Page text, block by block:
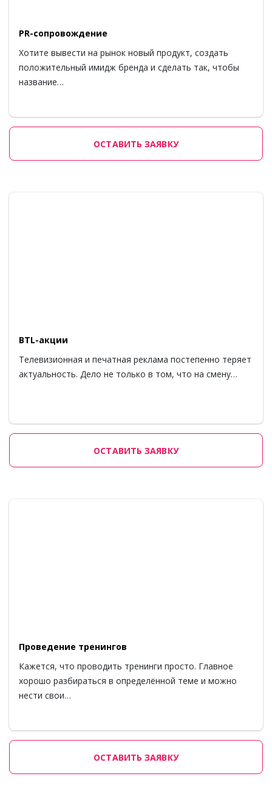
PR-сопровождение
Хотите вывести на рынок новый продукт, создать
положительный имидж бренда и сделать так, чтобы
название…
ОСТАВИТЬ ЗАЯВКУ
BTL-акции
Телевизионная и печатная реклама постепенно теряет
актуальность. Дело не только в том, что на смену…
ОСТАВИТЬ ЗАЯВКУ
Проведение тренингов
Кажется, что проводить тренинги просто. Главное
хорошо разбираться в определённой теме и можно
нести свои…
ОСТАВИТЬ ЗАЯВКУ